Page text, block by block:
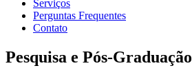
Serviços
Perguntas Frequentes
Contato
Pesquisa e Pós-Graduação